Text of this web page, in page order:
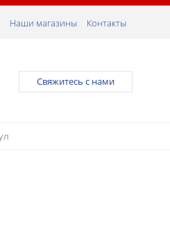
Наши магазины Контакты
Свяжитесь с нами